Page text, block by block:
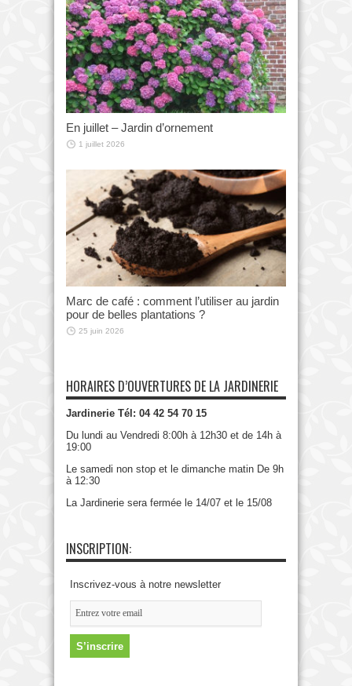
En juillet – Jardin d’ornement
1 juillet 2026
Marc de café : comment l’utiliser au jardin
pour de belles plantations ?
25 juin 2026
HORAIRES D’OUVERTURES DE LA JARDINERIE
Jardinerie Tél: 04 42 54 70 15
Du lundi au Vendredi 8:00h à 12h30 et de 14h à
19:00
Le samedi non stop et le dimanche matin De 9h
à 12:30
La Jardinerie sera fermée le 14/07 et le 15/08
INSCRIPTION:
Inscrivez-vous à notre newsletter